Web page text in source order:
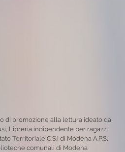
di promozione alla lettura ideato da
Libreria indipendente per ragazzi
Territoriale C.S.I di Modena A.P.S,
comunali di Modena